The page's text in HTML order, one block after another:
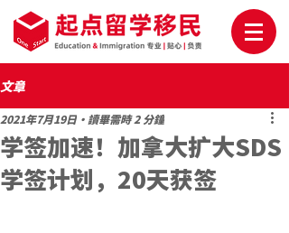
文章
学签加速！加拿大扩大SDS
学签计划，20天获签
2021年7月19日 讀畢需時 2 分鐘